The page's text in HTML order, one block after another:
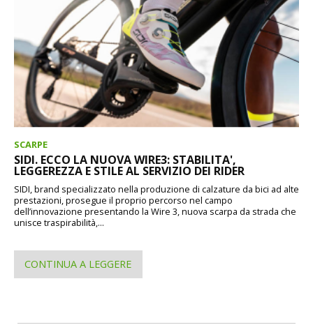
SCARPE
SIDI. ECCO LA NUOVA WIRE3: STABILITA',
LEGGEREZZA E STILE AL SERVIZIO DEI RIDER
SIDI, brand specializzato nella produzione di calzature da bici ad alte
prestazioni, prosegue il proprio percorso nel campo
dell’innovazione presentando la Wire 3, nuova scarpa da strada che
unisce traspirabilità,...
CONTINUA A LEGGERE